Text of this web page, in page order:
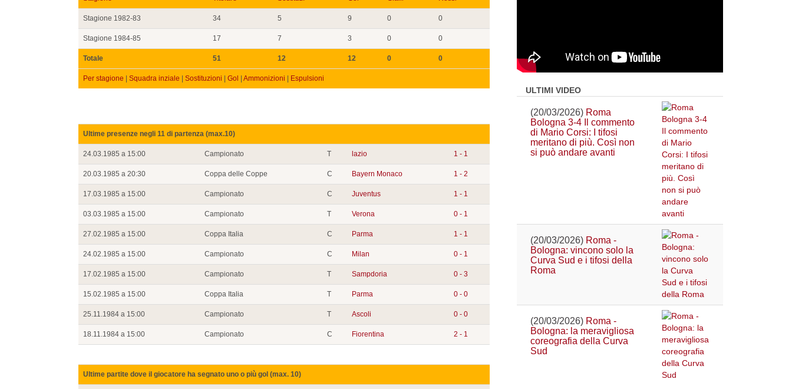
Stagione 1982-83 34 5 9 0 0
Stagione 1984-85 17 7 3 0 0
Totale 51 12 12 0 0
Per stagione | Squadra inziale | Sostituzioni | Gol | Ammonizioni | Espulsioni
Ultime presenze negli 11 di partenza (max.10)
24.03.1985 a 15:00 Campionato T lazio 1 - 1
20.03.1985 a 20:30 Coppa delle Coppe C Bayern Monaco 1 - 2
17.03.1985 a 15:00 Campionato C Juventus 1 - 1
03.03.1985 a 15:00 Campionato T Verona 0 - 1
27.02.1985 a 15:00 Coppa Italia C Parma 1 - 1
24.02.1985 a 15:00 Campionato C Milan 0 - 1
17.02.1985 a 15:00 Campionato T Sampdoria 0 - 3
15.02.1985 a 15:00 Coppa Italia T Parma 0 - 0
25.11.1984 a 15:00 Campionato T Ascoli 0 - 0
18.11.1984 a 15:00 Campionato C Fiorentina 2 - 1
Ultime partite dove il giocatore ha segnato uno o più gol (max. 10)
ULTIMI VIDEO
(20/03/2026) Roma
Bologna 3-4 Il commento
di Mario Corsi: I tifosi
meritano di più. Così non
si può andare avanti
(20/03/2026) Roma -
Bologna: vincono solo la
Curva Sud e i tifosi della
Roma
(20/03/2026) Roma -
Bologna: la meravigliosa
coreografia della Curva
Sud